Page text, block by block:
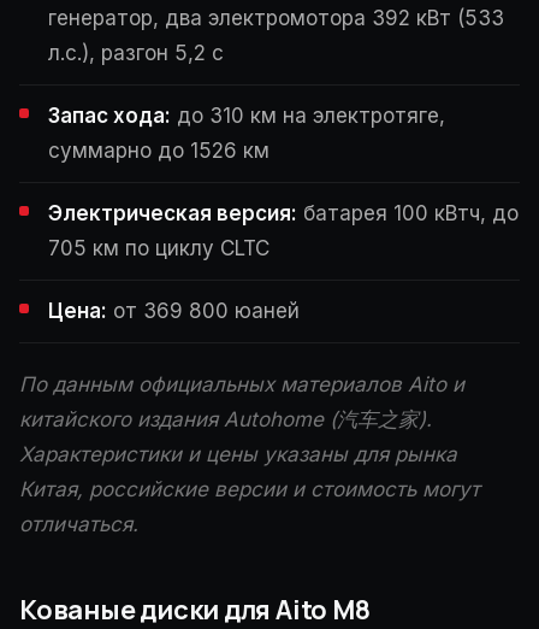
генератор, два электромотора 392 кВт (533
л.с.), разгон 5,2 с
Запас хода: до 310 км на электротяге,
суммарно до 1526 км
Электрическая версия: батарея 100 кВтч, до
705 км по циклу CLTC
Цена: от 369 800 юаней
По данным официальных материалов Aito и
китайского издания Autohome (汽车之家).
Характеристики и цены указаны для рынка
Китая, российские версии и стоимость могут
отличаться.
Кованые диски для Aito M8